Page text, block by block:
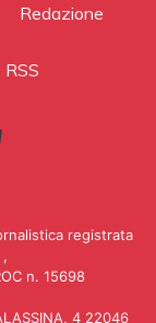
Redazione
RSS
registrata
n. 15698
4 22046